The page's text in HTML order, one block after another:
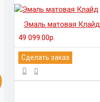
Эмаль матовая Клайд
49 099.00р.
Сделать заказ